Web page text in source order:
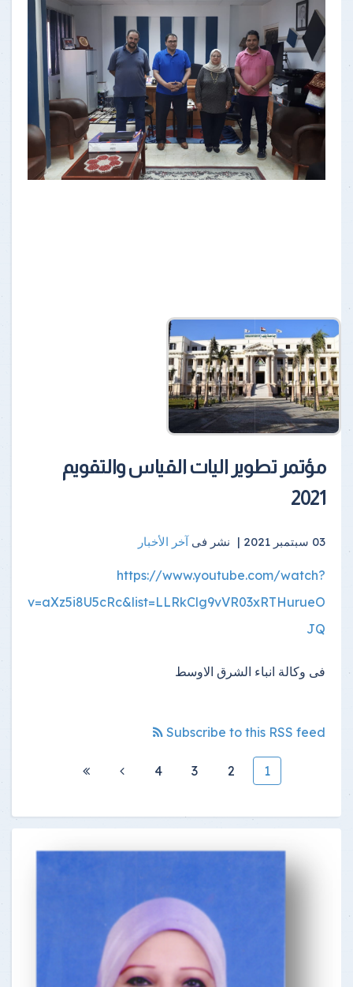
مؤتمر تطوير اليات القياس والتقويم
2021
03 سبتمبر 2021 | نشر فى آخر الأخبار
https://www.youtube.com/watch?
v=aXz5i8U5cRc&list=LLRkClg9vVR03xRTHurueO
JQ
فى وكالة انباء الشرق الاوسط
Subscribe to this RSS feed
1
2
3
4